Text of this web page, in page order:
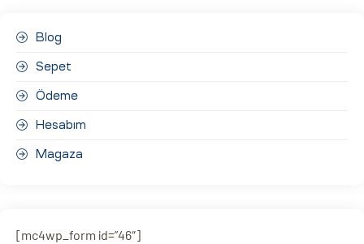
Blog
Sepet
Ödeme
Hesabım
Magaza
[mc4wp_form id=”46″]